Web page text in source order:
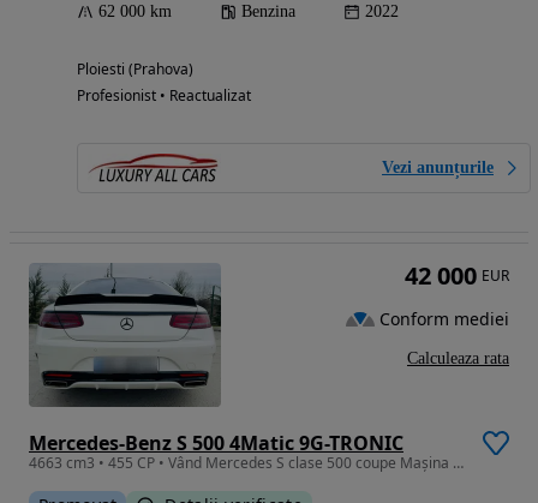
62 000 km Benzina 2022
Ploiesti (Prahova)
Profesionist • Reactualizat
Vezi anunțurile
Mercedes-Benz S 500 4Matic 9G-TRONIC
4663 cm3 • 455 CP • Vând Mercedes S clase 500 coupe Mașina se prezintă super tehnic și es
42 000 EUR
Conform mediei
Calculeaza rata